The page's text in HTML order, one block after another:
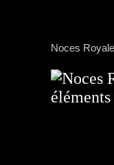
Noces